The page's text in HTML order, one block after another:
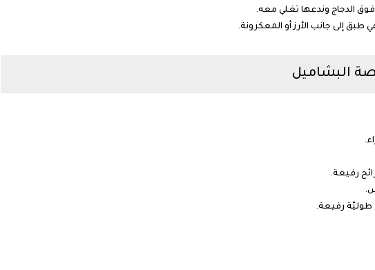
الدجاج وندعها تغلي معه.
طبق إلى جانب الأرز أو المعكرونة.
البشاميل
رفيعة.
رفيعة.